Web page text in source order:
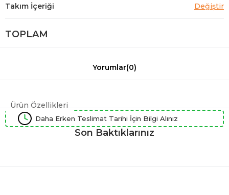
TOPLAM
Yorumlar(0)
Ürün Özellikleri
Daha Erken Teslimat Tarihi İçin Bilgi Alınız
Son Baktıklarınız